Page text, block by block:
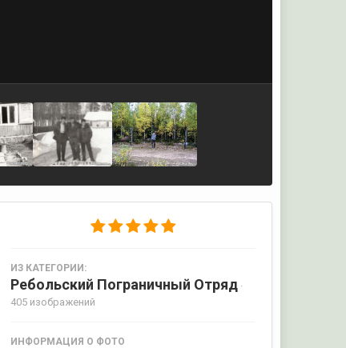
ИЗ КАТЕГОРИИ:
Ребольский Пограничный Отряд ·
405 изображений
ИНФОРМАЦИЯ О ФОТО